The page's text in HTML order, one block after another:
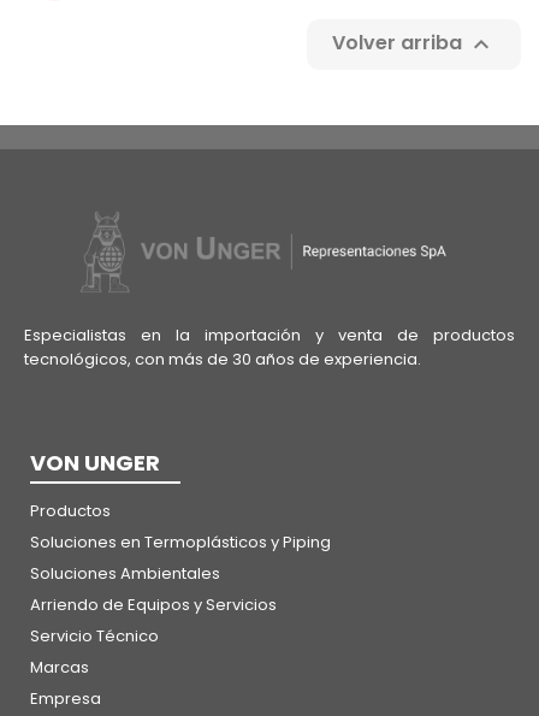
Volver arriba 
Especialistas en la importación y venta de productos
tecnológicos, con más de 30 años de experiencia.
VON UNGER
Productos
Soluciones en Termoplásticos y Piping
Soluciones Ambientales
Arriendo de Equipos y Servicios
Servicio Técnico
Marcas
Empresa